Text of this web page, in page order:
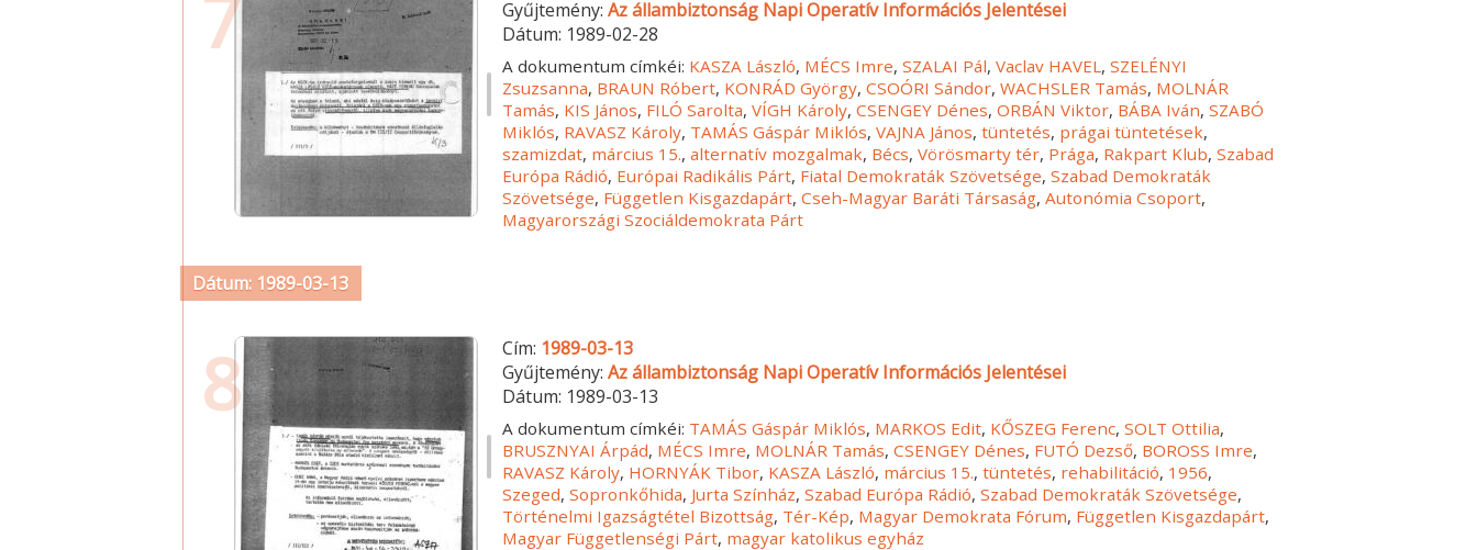
7
Gyűjtemény:Az állambiztonság Napi Operatív Információs Jelentései
Dátum: 1989-02-28
A dokumentum címkéi: KASZA László, MÉCS Imre,SZALAI Pál,Vaclav HAVEL ,SZELÉNYI
Zsuzsanna, BRAUN Róbert, KONRÁD György,CSOÓRI Sándor,WACHSLER Tamás, MOLNÁR
Tamás, KIS János, FILÓ Sarolta,VÍGH Károly,CSENGEY Dénes,ORBÁN Viktor, BÁBA Iván,SZABÓ
Miklós, RAVASZ Károly, TAMÁS Gáspár Miklós,VAJNA János,tüntetés, prágai tüntetések,
szamizdat, március 15.,alternatív mozgalmak, Bécs,Vörösmarty tér, Prága, Rakpart Klub,Szabad
Európa Rádió, Európai Radikális Párt, Fiatal Demokraták Szövetsége,Szabad Demokraták
Szövetsége, Független Kisgazdapárt,Cseh-Magyar Baráti Társaság,Autonómia Csoport,
Magyarországi Szociáldemokrata Párt
Dátum: 1989-03-13
8 Cím: 1989-03-13
Gyűjtemény:Az állambiztonság Napi Operatív Információs Jelentései
Dátum: 1989-03-13
A dokumentum címkéi: TAMÁS Gáspár Miklós, MARKOS Edit, KŐSZEG Ferenc,SOLT Ottilia,
BRUSZNYAI Árpád, MÉCS Imre, MOLNÁR Tamás,CSENGEY Dénes, FUTÓ Dezső, BOROSS Imre,
RAVASZ Károly, HORNYÁK Tibor, KASZA László, március 15.,tüntetés, rehabilitáció, 1956,
Szeged,Sopronkőhida, Jurta Színház,Szabad Európa Rádió,Szabad Demokraták Szövetsége,
Történelmi Igazságtétel Bizottság, Tér-Kép, Magyar Demokrata Fórum, Független Kisgazdapárt,
Magyar Függetlenségi Párt, magyar katolikus egyház